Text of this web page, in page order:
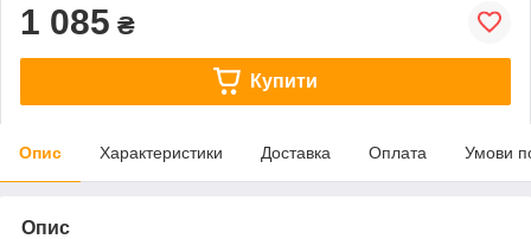
1 085 ₴
Купити
Опис Характеристики Доставка Оплата Умови
Опис